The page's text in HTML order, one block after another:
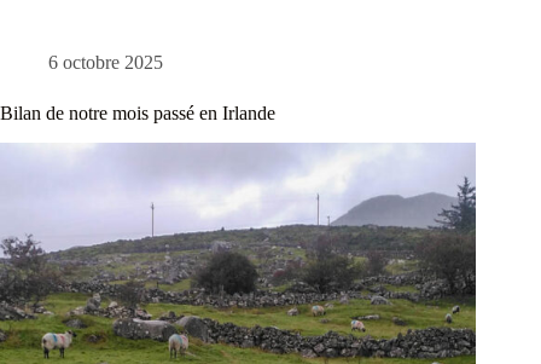
6 octobre 2025
Bilan de notre mois passé en Irlande